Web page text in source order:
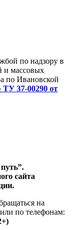
по надзору в
и массовых
по Ивановской
37-00290 от
сайта
на
по телефонам: